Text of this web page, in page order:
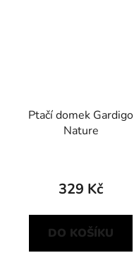
Ptačí domek Gardigo
Nature
329 Kč
DO KOŠÍKU